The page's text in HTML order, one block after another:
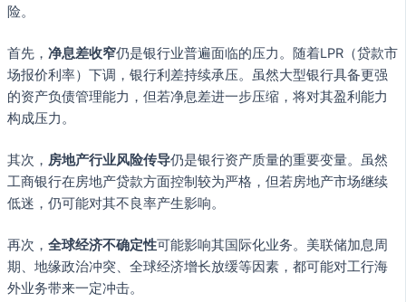
险。
首先， 净息差收窄仍是银行业普遍面临的压力。随着LPR（贷款市
场报价利率）下调，银行利差持续承压。虽然大型银行具备更强
的资产负债管理能力，但若净息差进一步压缩，将对其盈利能力
构成压力。
其次， 房地产行业风险传导仍是银行资产质量的重要变量。虽然
工商银行在房地产贷款方面控制较为严格，但若房地产市场继续
低迷，仍可能对其不良率产生影响。
再次， 全球经济不确定性可能影响其国际化业务。美联储加息周
期、地缘政治冲突、全球经济增长放缓等因素，都可能对工行海
外业务带来一定冲击。